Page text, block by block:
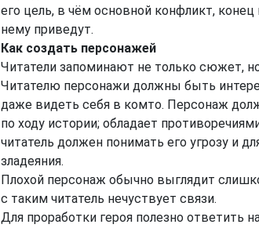
его цель, в чём основной конфликт,
нему приведут.
Как создать персонажей
Читатели запоминают не только сюжет,
Читателю персонажи должны быть
даже видеть себя в комто. Персонаж
по ходу истории; обладает
читатель должен понимать его угрозу и
зладеяния.
Плохой персонаж обычно выглядит
с таким читатель нечуствует связи.
Для проработки героя полезно ответить